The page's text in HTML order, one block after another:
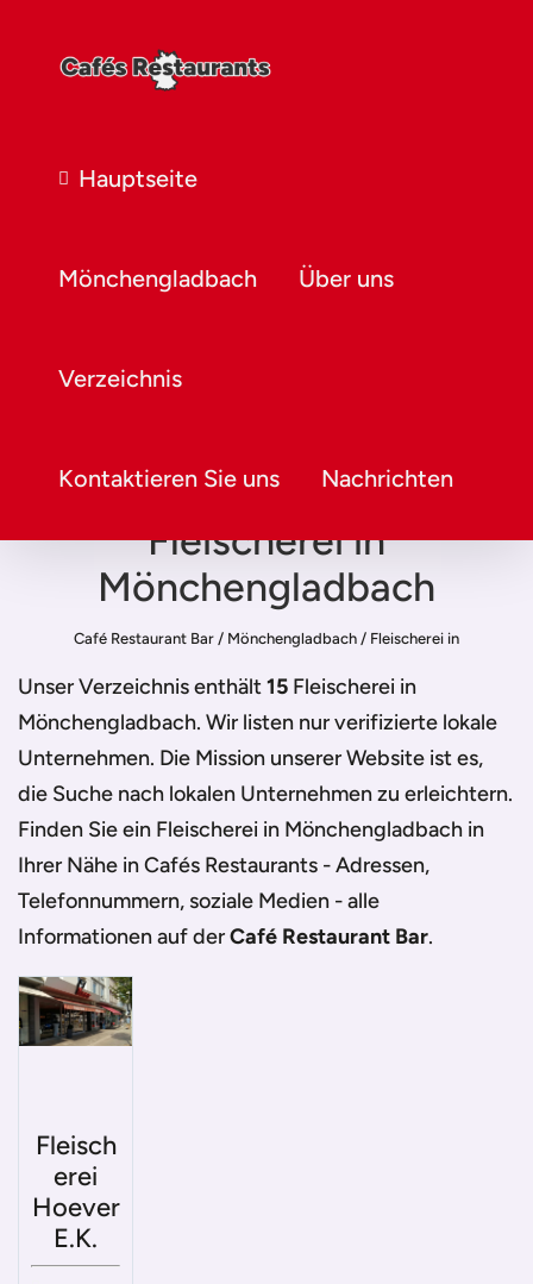
Hauptseite
Mönchengladbach Über uns
Verzeichnis
Kontaktieren Sie uns Nachrichten
Fleischerei in
Mönchengladbach
Café Restaurant Bar / Mönchengladbach / Fleischerei in
Unser Verzeichnis enthält15 Fleischerei in
Mönchengladbach. Wir listen nur verifizierte lokale
Unternehmen. Die Mission unserer Website ist es,
die Suche nach lokalen Unternehmen zu erleichtern.
Finden Sie ein Fleischerei in Mönchengladbach in
Ihrer Nähe in Cafés Restaurants - Adressen,
Telefonnummern, soziale Medien - alle
Informationen auf derCafé Restaurant Bar.
Fleisch
erei
Hoever
E.K.